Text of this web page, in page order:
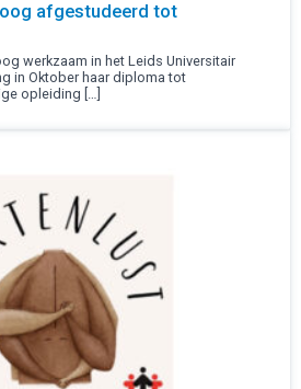
afgestudeerd tot
werkzaam in het Leids Universitair
in Oktober haar diploma tot
opleiding […]